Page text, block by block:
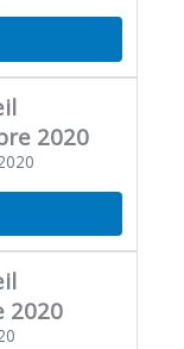
2020
2020